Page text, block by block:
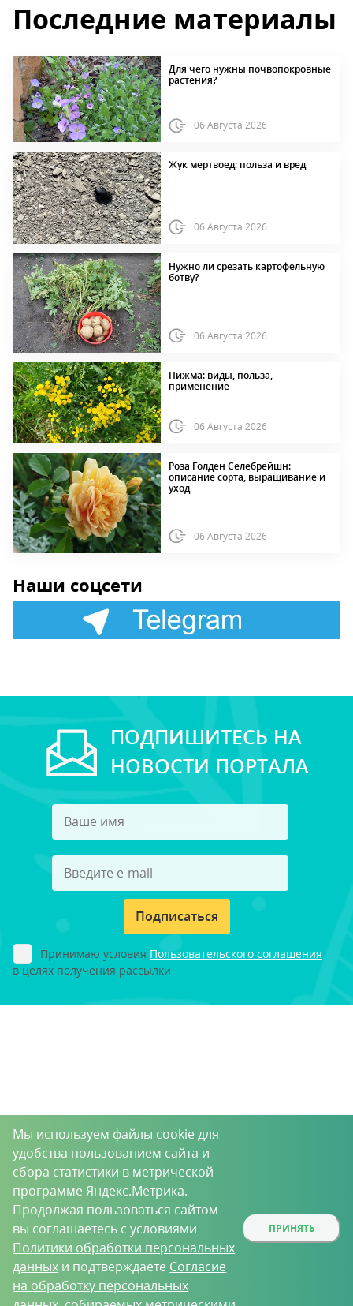
Последние материалы
Для чего нужны почвопокровные
растения?
06 Августа 2026
Жук мертвоед: польза и вред
06 Августа 2026
Нужно ли срезать картофельную
ботву?
06 Августа 2026
Пижма: виды, польза,
применение
06 Августа 2026
Роза Голден Селебрейшн:
описание сорта, выращивание и
уход
06 Августа 2026
Наши соцсети
ПОДПИШИТЕСЬ НА
НОВОСТИ ПОРТАЛА
Подписаться
Принимаю условия Пользовательского соглашения
в целях получения рассылки
Мы используем файлы cookie для
удобства пользованием сайта и
сбора статистики в метрической
программе Яндекс.Метрика.
Продолжая пользоваться сайтом
вы соглашаетесь с условиями
Политики обработки персональных
данных и подтверждаете Согласие
на обработку персональных
ПРИНЯТЬ